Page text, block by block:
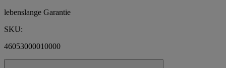
lebenslange Garantie
SKU:
46053000010000